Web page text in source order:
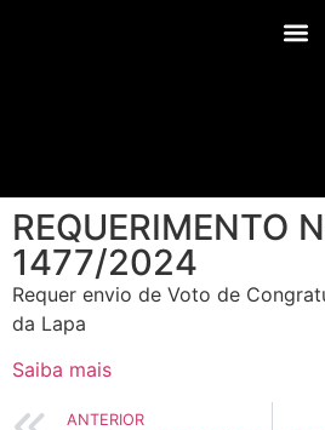
REQUERIMENTO
1477/2024
Requer envio de Voto de
da Lapa
Saiba mais
ANTERIOR